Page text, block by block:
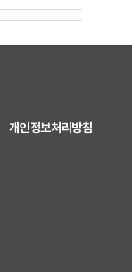
개인정보처리방침